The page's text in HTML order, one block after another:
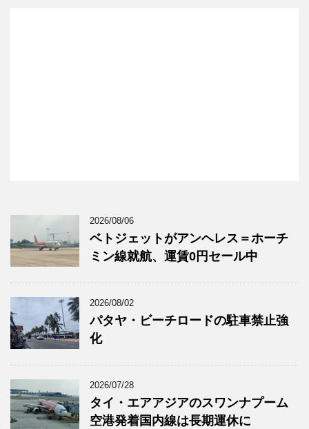
2026/08/06
ベトジェットがアンヘレス＝ホーチ
ミン線就航、運賃0円セール中
2026/08/02
パタヤ・ビーチロードの駐車禁止強
化
2026/07/28
タイ・エアアジアのスワンナプーム
空港発着国内線は長期運休に